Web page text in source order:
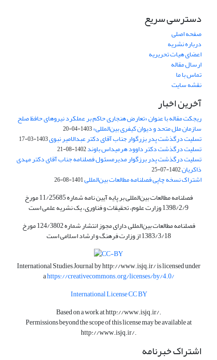
دسترسی سریع
صفحه اصلی
درباره نشریه
اعضای هیات تحریریه
ارسال مقاله
تماس با ما
نقشه سایت
آخرین اخبار
ریجکت مقاله با عنوان «تعارض هنجاری حاکم بر عملکرد نیروهای حافظ صلح
سازمان ملل متحد و دیوان کیفری بین‌المللی»1403-04-20
تسلیت درگذشت پدر بزرگوار جناب آقای دکتر عبدالامیر نبوی1403-03-17
تسلیت درگذشت دکتر داوود هرمیداس باوند1402-08-21
تسلیت درگذشت پدر برزگوار مدیرمسئول فصلنامه جناب آقای دکتر مهدی
ذاکریان1402-07-25
اشتراک نسخه چاپی فصلنامه مطالعات بین‌المللی1401-08-26
فصلنامه مطالعات بین‌المللی بر پایه آیین نامه شماره 11/25685 مورخ
1398/2/9 وزارت علوم، تحقیقات و فناوری، یک نشریه علمی است
فصلنامه مطالعات بین‌المللی دارای مجوز انتشار شماره 124/3802 مورخ
1383/3/18 از وزارت فرهنگ و ارشاد اسلامی است
International Studies Journal byhttp://www.isjq.ir/is licensed under
ahttps://creativecommons.org/licenses/by/4.0/
International License CC BY
Based on a work athttp://www.isjq.ir/.
Permissions beyond the scope of this license may be available at
http://www.isjq.ir/.
اشتراک خبرنامه